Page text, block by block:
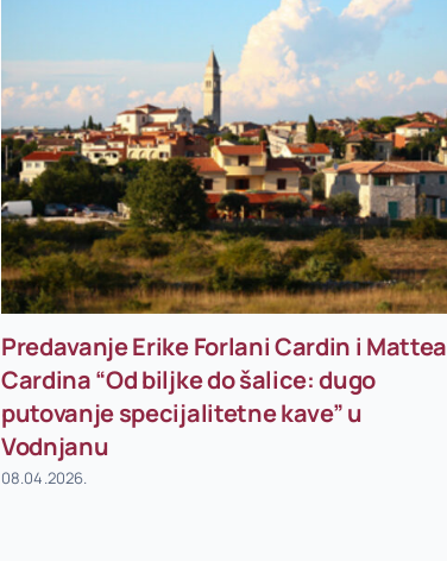
Predavanje Erike Forlani Cardin i Mattea
Cardina “Od biljke do šalice: dugo
putovanje specijalitetne kave” u
Vodnjanu
08.04.2026.